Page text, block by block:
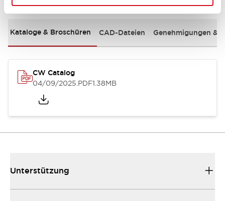
Kataloge & Broschüren CAD-Dateien Genehmigungen &
CW Catalog
04/09/2025.PDF1.38MB
Unterstützung